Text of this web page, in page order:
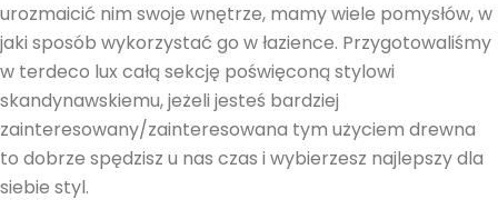
urozmaicić nim swoje wnętrze, mamy wiele pomysłów, w
jaki sposób wykorzystać go w łazience. Przygotowaliśmy
w terdeco lux całą sekcję poświęconą stylowi
skandynawskiemu, jeżeli jesteś bardziej
zainteresowany/zainteresowana tym użyciem drewna
to dobrze spędzisz u nas czas i wybierzesz najlepszy dla
siebie styl.